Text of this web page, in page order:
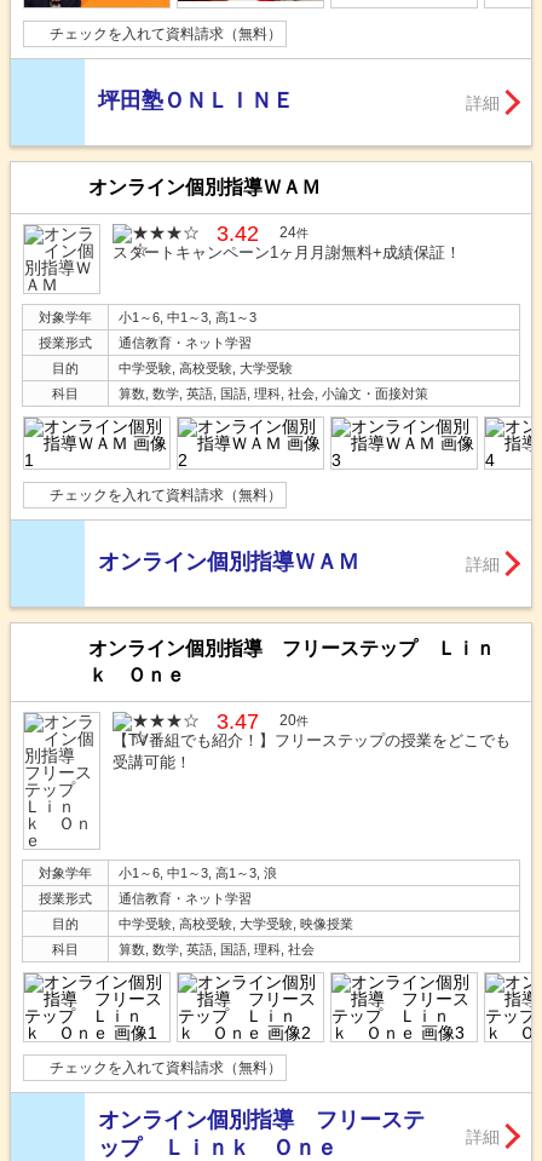
チェックを入れて資料請求（無料）
坪田塾ＯＮＬＩＮＥ 詳細
オンライン個別指導ＷＡＭ
3.42 24件
スタートキャンペーン1ヶ月月謝無料+成績保証！
対象学年
小1～6, 中1～3, 高1～3
授業形式
通信教育・ネット学習
目的
中学受験, 高校受験, 大学受験
科目
算数, 数学, 英語, 国語, 理科, 社会, 小論文・面接対策
チェックを入れて資料請求（無料）
オンライン個別指導ＷＡＭ 詳細
オンライン個別指導 フリーステップ Ｌｉｎ
ｋ Ｏｎｅ
3.47 20件
【TV番組でも紹介！】フリーステップの授業をどこでも
受講可能！
対象学年
小1～6, 中1～3, 高1～3, 浪
授業形式
通信教育・ネット学習
目的
中学受験, 高校受験, 大学受験, 映像授業
科目
算数, 数学, 英語, 国語, 理科, 社会
チェックを入れて資料請求（無料）
オンライン個別指導 フリーステ
ップ Ｌｉｎｋ Ｏｎｅ
詳細